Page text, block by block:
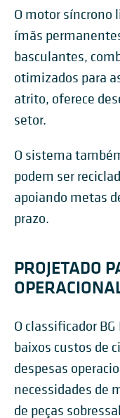
O motor síncrono
ímãs
basculantes,
otimizados para
atrito, oferece
setor.
O sistema
podem ser
apoiando metas
prazo.
PROJETADO
O classificador
baixos custos de
despesas
necessidades de
de peças